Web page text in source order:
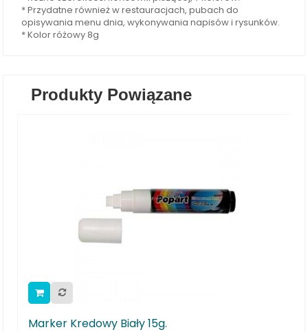
* Przydatne również w restauracjach, pubach do
opisywania menu dnia, wykonywania napisów i rysunków.
* Kolor różowy 8g
Produkty Powiązane
Kredowy Biały 15g.